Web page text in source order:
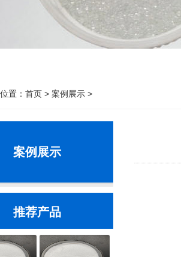
置： 首页 > 案例展示 >
案例展示
推荐产品